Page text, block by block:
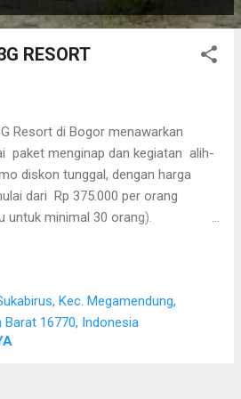
RESORT
Resort di Bogor menawarkan
paket menginap dan kegiatan alih-
diskon tunggal, dengan harga
dari Rp 375.000 per orang
untuk minimal 30 orang).
dan Paket Harga Berikut adalah
paket yang tersedia di Grand 3G
Liburan/Retreat (Minimal 30
375.000 per orang: Menginap 2
Kec. Megamendung,
16770, Indonesia